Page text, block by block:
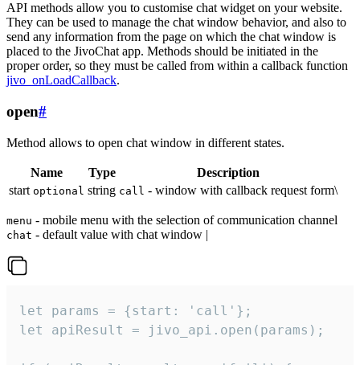
API methods allow you to customise chat widget on your website.
They can be used to manage the chat window behavior, and also to
send any information from the page on which the chat window is
placed to the JivoChat app. Methods should be initiated in the
proper order, so they must be called from within a callback function
jivo_onLoadCallback.
open#
Method allows to open chat window in different states.
Name Type
Description
start optional string call - window with callback request form\
menu - mobile menu with the selection of communication channel
chat - default value with chat window |
let params = {start: 'call'};
let apiResult = jivo_api.open(params);